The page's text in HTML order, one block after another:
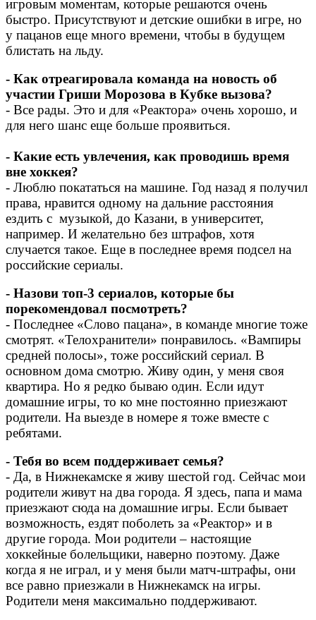
игровым моментам, которые решаются очень
быстро. Присутствуют и детские ошибки в игре, но
у пацанов еще много времени, чтобы в будущем
блистать на льду.
- Как отреагировала команда на новость об
участии Гриши Морозова в Кубке вызова?
- Все рады. Это и для «Реактора» очень хорошо, и
для него шанс еще больше проявиться.
- Какие есть увлечения, как проводишь время
вне хоккея?
- Люблю покататься на машине. Год назад я получил
права, нравится одному на дальние расстояния
ездить с музыкой, до Казани, в университет,
например. И желательно без штрафов, хотя
случается такое. Еще в последнее время подсел на
российские сериалы.
- Назови топ-3 сериалов, которые бы
порекомендовал посмотреть?
- Последнее «Слово пацана», в команде многие тоже
смотрят. «Телохранители» понравилось. «Вампиры
средней полосы», тоже российский сериал. В
основном дома смотрю. Живу один, у меня своя
квартира. Но я редко бываю один. Если идут
домашние игры, то ко мне постоянно приезжают
родители. На выезде в номере я тоже вместе с
ребятами.
- Тебя во всем поддерживает семья?
- Да, в Нижнекамске я живу шестой год. Сейчас мои
родители живут на два города. Я здесь, папа и мама
приезжают сюда на домашние игры. Если бывает
возможность, ездят поболеть за «Реактор» и в
другие города. Мои родители – настоящие
хоккейные болельщики, наверно поэтому. Даже
когда я не играл, и у меня были матч-штрафы, они
все равно приезжали в Нижнекамск на игры.
Родители меня максимально поддерживают.